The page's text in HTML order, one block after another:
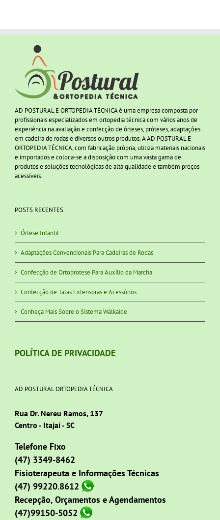
AD POSTURAL E ORTOPEDIA TÉCNICA é uma empresa composta por
profissionais especializados em ortopedia técnica com vários anos de
experiência na avaliação e confecção de órteses, próteses, adaptações
em cadeira de rodas e diversos outros produtos. A AD POSTURAL E
ORTOPEDIA TÉCNICA, com fabricação própria, utiliza materiais nacionais
e importados e coloca-se a disposição com uma vasta gama de
produtos e soluções tecnológicas de alta qualidade e também preços
acessíveis.
POSTS RECENTES
Órtese Infantil
Adaptações Convencionais Para Cadeiras de Rodas
Confecção de Ortoprotese Para Auxílio da Marcha
Confecção de Talas Extensoras e Acessórios
Conheça Mais Sobre o Sistema Walkaide
POLÍTICA DE PRIVACIDADE
AD POSTURAL ORTOPEDIA TÉCNICA
Rua Dr. Nereu Ramos, 137
Centro - Itajaí - SC
Telefone Fixo
(47) 3349-8462
Fisioterapeuta e Informações Técnicas
(47) 99220.8612
Recepção, Orçamentos e Agendamentos
(47)99150-5052